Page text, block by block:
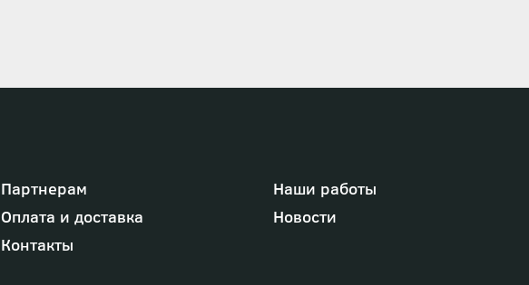
Партнерам
Наши работы
Оплата и доставка
Новости
Контакты